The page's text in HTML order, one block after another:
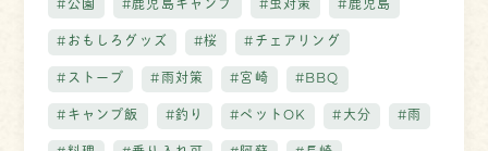
#公園 #鹿児島キャンプ #虫対策 #鹿児島
#おもしろグッズ #桜 #チェアリング
#ストーブ #雨対策 #宮崎 #BBQ
#キャンプ飯 #釣り #ペットOK #大分 #雨